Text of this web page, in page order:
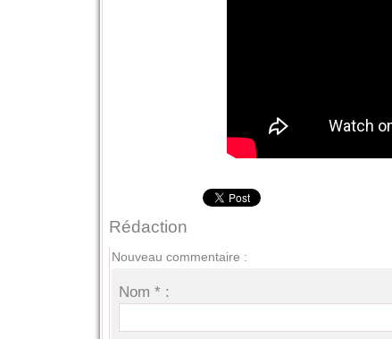
Rédaction
Nouveau commentaire :
Nom * :